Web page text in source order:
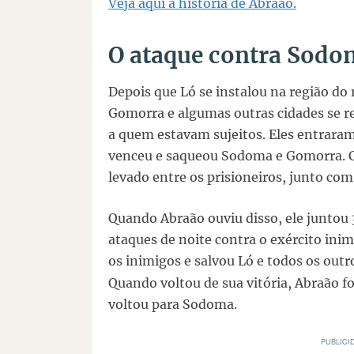
O ataque contra
Depois que Ló se instalou na região do
Gomorra e algumas outras cidades se
a quem estavam sujeitos. Eles
venceu e saqueou Sodoma e
levado entre os prisioneiros, junto
Quando Abraão ouviu disso, ele juntou
ataques de noite contra o exército
os inimigos e salvou Ló e todos os
Quando voltou de sua vitória, Abraão
voltou para Sodoma.